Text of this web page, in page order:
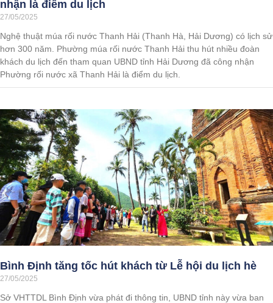
nhận là điểm du lịch
27/05/2025
Nghệ thuật múa rối nước Thanh Hải (Thanh Hà, Hải Dương) có lịch sử
hơn 300 năm. Phường múa rối nước Thanh Hải thu hút nhiều đoàn
khách du lịch đến tham quan UBND tỉnh Hải Dương đã công nhận
Phường rối nước xã Thanh Hải là điểm du lịch.
Bình Định tăng tốc hút khách từ Lễ hội du lịch hè
27/05/2025
Sở VHTTDL Bình Định vừa phát đi thông tin, UBND tỉnh này vừa ban